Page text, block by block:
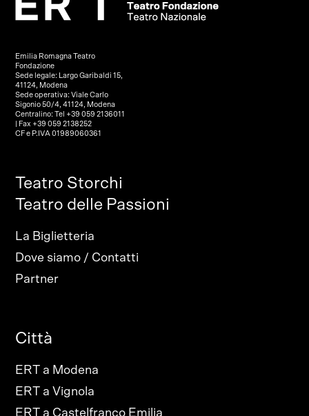
Emilia Romagna Teatro
Fondazione
Sede legale: Largo Garibaldi 15,
41124, Modena
Sede operativa: Viale Carlo
Sigonio 50/4, 41124, Modena
Centralino: Tel +39 059 2136011
| Fax +39 059 2138252
CF e P.IVA 01989060361
Teatro Storchi
Teatro delle Passioni
La Biglietteria
Dove siamo / Contatti
Partner
Città
ERT a Modena
ERT a Vignola
ERT a Castelfranco Emilia